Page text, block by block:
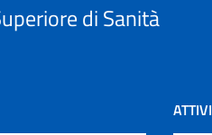
di Sanità